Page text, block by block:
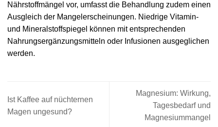
Nährstoffmängel vor, umfasst die Behandlung zudem einen
Ausgleich der Mangelerscheinungen. Niedrige Vitamin-
und Mineralstoffspiegel können mit entsprechenden
Nahrungsergänzungsmitteln oder Infusionen ausgeglichen
werden.
Ist Kaffee auf nüchternen
Magen ungesund?
Magnesium: Wirkung,
Tagesbedarf und
Magnesiummangel